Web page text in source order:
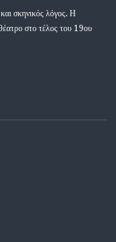
σκηνικός λόγος. Η
στο τέλος του 19ου